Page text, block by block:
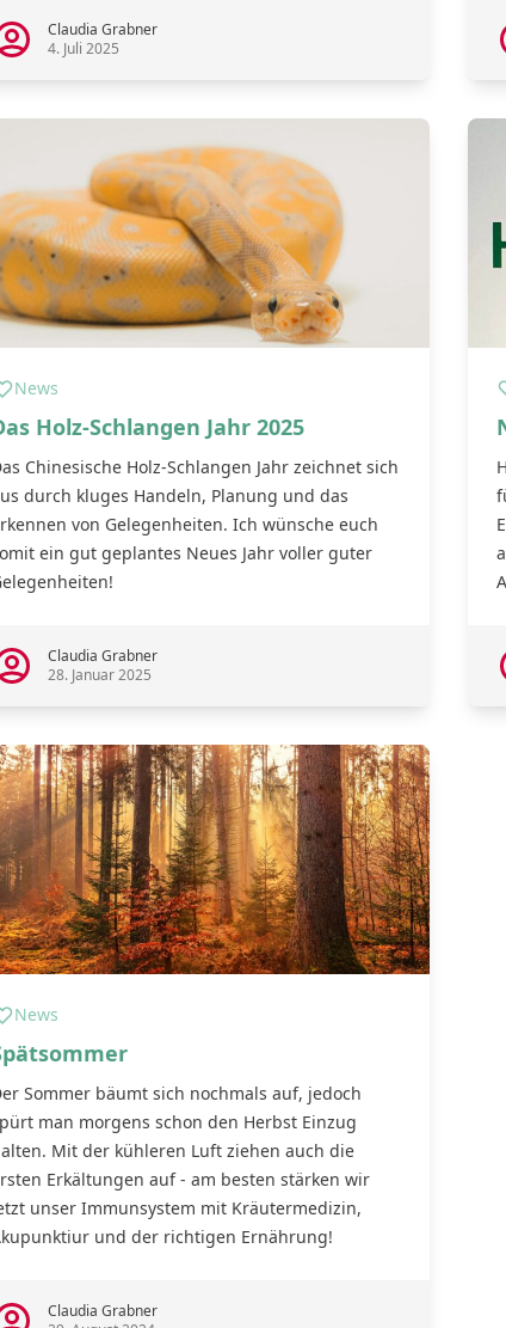
Claudia Grabner
4. Juli 2025
2
News
Holz-Schlangen Jahr 2025
Chinesische Holz-Schlangen Jahr zeichnet sich
durch kluges Handeln, Planung und das
von Gelegenheiten. Ich wünsche euch
ein gut geplantes Neues Jahr voller guter
Claudia Grabner
28. Januar 2025
2
News
Sommer bäumt sich nochmals auf, jedoch
man morgens schon den Herbst Einzug
Mit der kühleren Luft ziehen auch die
Erkältungen auf - am besten stärken wir
unser Immunsystem mit Kräutermedizin,
und der richtigen Ernährung!
Claudia Grabner